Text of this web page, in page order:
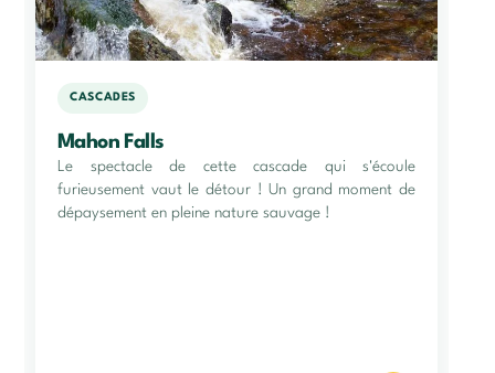
CASCADES
Mahon Falls
Le spectacle de cette cascade qui s'écoule
furieusement vaut le détour ! Un grand moment de
dépaysement en pleine nature sauvage !